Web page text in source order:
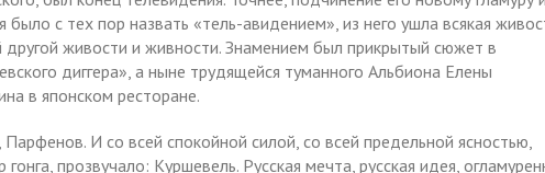
было с тех пор назвать «тель-авидением», из него ушла всякая
живости и живности. Знамением был прикрытый сюжет в
диггера», а ныне трудящейся туманного Альбиона Елены
в японском ресторане.
И со всей спокойной силой, со всей предельной ясностью,
прозвучало: Куршевель. Русская мечта, русская идея,